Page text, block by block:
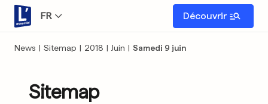
FR Découvrir
News | Sitemap | 2018 | Juin | Samedi 9 juin
Sitemap